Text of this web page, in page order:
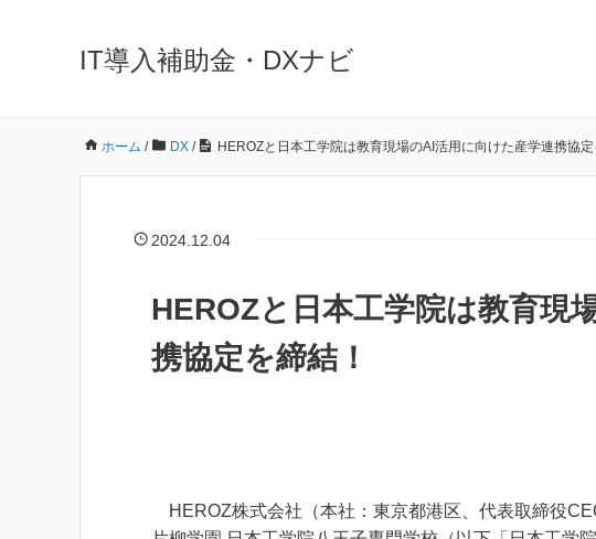
IT導入補助金・DXナビ
ホーム / DX / HEROZと日本工学院は教育現場のAI活用に向けた産学連携協定
2024.12.04
HEROZと日本工学院は教育現
携協定を締結！
HEROZ株式会社（本社：東京都港区、代表取締役